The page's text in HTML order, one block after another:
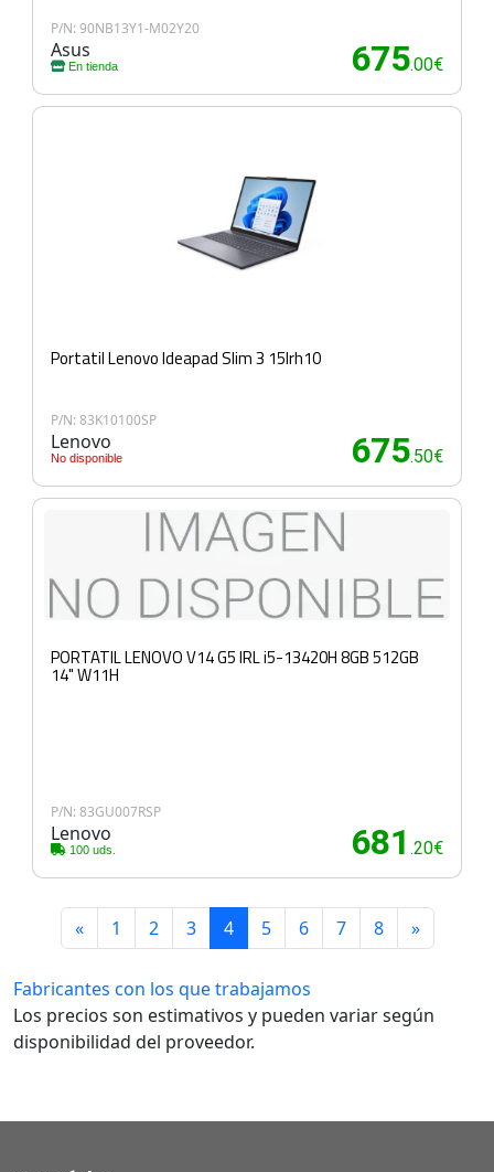
P/N: 90NB13Y1-M02Y20
Asus
En tienda 675.00€
Portatil Lenovo Ideapad Slim 3 15Irh10
P/N: 83K10100SP
Lenovo
No disponible 675.50€
PORTATIL LENOVO V14 G5 IRL i5-13420H 8GB 512GB
14" W11H
P/N: 83GU007RSP
Lenovo
100 uds. 681 .20€
« 1 2 3 4 5 6 7 8 »
Fabricantes con los que trabajamos
Los precios son estimativos y pueden variar según
disponibilidad del proveedor.